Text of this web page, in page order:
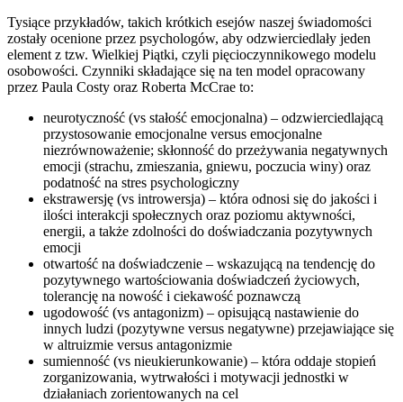
Tysiące przykładów, takich krótkich esejów naszej świadomości
zostały ocenione przez psychologów, aby odzwierciedlały jeden
element z tzw. Wielkiej Piątki, czyli pięcioczynnikowego modelu
osobowości. Czynniki składające się na ten model opracowany
przez Paula Costy oraz Roberta McCrae to:
neurotyczność (vs stałość emocjonalna) – odzwierciedlającą
przystosowanie emocjonalne versus emocjonalne
niezrównoważenie; skłonność do przeżywania negatywnych
emocji (strachu, zmieszania, gniewu, poczucia winy) oraz
podatność na stres psychologiczny
ekstrawersję (vs introwersja) – która odnosi się do jakości i
ilości interakcji społecznych oraz poziomu aktywności,
energii, a także zdolności do doświadczania pozytywnych
emocji
otwartość na doświadczenie – wskazującą na tendencję do
pozytywnego wartościowania doświadczeń życiowych,
tolerancję na nowość i ciekawość poznawczą
ugodowość (vs antagonizm) – opisującą nastawienie do
innych ludzi (pozytywne versus negatywne) przejawiające się
w altruizmie versus antagonizmie
sumienność (vs nieukierunkowanie) – która oddaje stopień
zorganizowania, wytrwałości i motywacji jednostki w
działaniach zorientowanych na cel